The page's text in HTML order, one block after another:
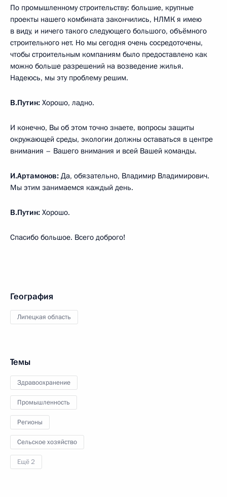
По промышленному строительству: большие, крупные
проекты нашего комбината закончились, НЛМК я имею
в виду, и ничего такого следующего большого, объёмного
строительного нет. Но мы сегодня очень сосредоточены,
чтобы строительным компаниям было предоставлено как
можно больше разрешений на возведение жилья.
Надеюсь, мы эту проблему решим.
В.Путин: Хорошо, ладно.
И конечно, Вы об этом точно знаете, вопросы защиты
окружающей среды, экологии должны оставаться в центре
внимания – Вашего внимания и всей Вашей команды.
И.Артамонов: Да, обязательно, Владимир Владимирович.
Мы этим занимаемся каждый день.
В.Путин: Хорошо.
Спасибо большое. Всего доброго!
География
Липецкая область
Темы
Здравоохранение
Промышленность
Регионы
Сельское хозяйство
Ещё 2